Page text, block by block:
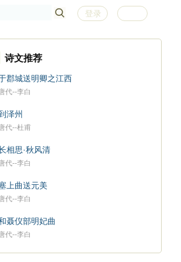
登录
诗文推荐
郡城送明卿之江西
代--李白
泽州
代--杜甫
相思·秋风清
代--李白
上曲送元美
代--李白
聂仪部明妃曲
代--李白